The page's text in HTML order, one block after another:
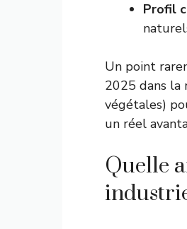
Profil
Un point
2025 dans la
végétales)
un réel
Quelle